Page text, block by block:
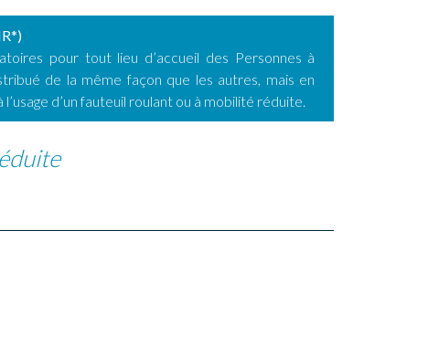
pour tout lieu d’accueil des Personnes à
de la même façon que les autres, mais en
d’un fauteuil roulant ou à mobilité réduite.